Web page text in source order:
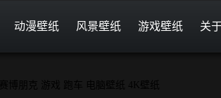
动漫壁纸 风景壁纸 游戏壁纸 关